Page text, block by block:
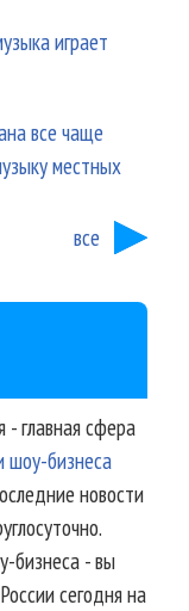
играет
все чаще
местных
все
- главная сфера
шоу-бизнеса
новости
бизнеса - вы
сегодня на